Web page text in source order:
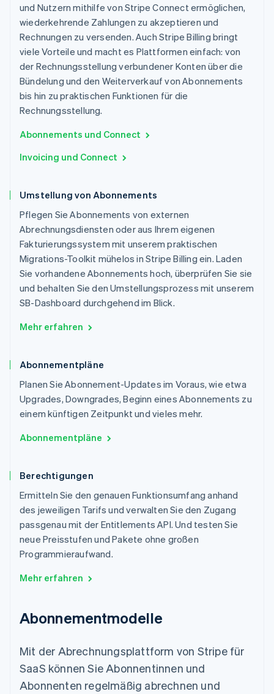
und Nutzern mithilfe von Stripe Connect ermöglichen,
wiederkehrende Zahlungen zu akzeptieren und
Rechnungen zu versenden. Auch Stripe Billing bringt
viele Vorteile und macht es Plattformen einfach: von
der Rechnungsstellung verbundener Konten über die
Bündelung und den Weiterverkauf von Abonnements
bis hin zu praktischen Funktionen für die
Rechnungsstellung.
Abonnements und Connect
Invoicing und Connect
Umstellung von Abonnements
Pflegen Sie Abonnements von externen
Abrechnungsdiensten oder aus Ihrem eigenen
Fakturierungssystem mit unserem praktischen
Migrations-Toolkit mühelos in Stripe Billing ein. Laden
Sie vorhandene Abonnements hoch, überprüfen Sie sie
und behalten Sie den Umstellungsprozess mit unserem
SB-Dashboard durchgehend im Blick.
Mehr erfahren
Abonnementpläne
Planen Sie Abonnement-Updates im Voraus, wie etwa
Upgrades, Downgrades, Beginn eines Abonnements zu
einem künftigen Zeitpunkt und vieles mehr.
Abonnementpläne
Berechtigungen
Ermitteln Sie den genauen Funktionsumfang anhand
des jeweiligen Tarifs und verwalten Sie den Zugang
passgenau mit der Entitlements API. Und testen Sie
neue Preisstufen und Pakete ohne großen
Programmieraufwand.
Mehr erfahren
Abonnementmodelle
Mit der Abrechnungsplattform von Stripe für
SaaS können Sie Abonnentinnen und
Abonnenten regelmäßig abrechnen und